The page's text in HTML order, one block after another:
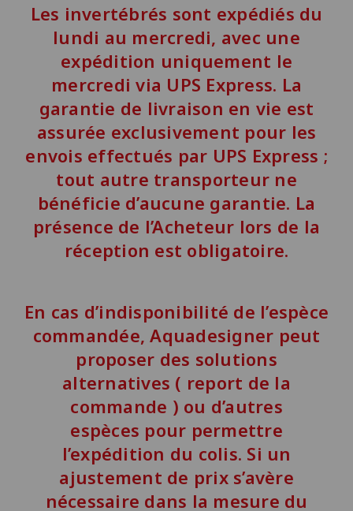
Les invertébrés sont expédiés du
lundi au mercredi, avec une
expédition uniquement le
mercredi via UPS Express. La
garantie de livraison en vie est
assurée exclusivement pour les
envois effectués par UPS Express ;
tout autre transporteur ne
bénéficie d’aucune garantie. La
présence de l’Acheteur lors de la
réception est obligatoire.
En cas d’indisponibilité de l’espèce
commandée, Aquadesigner peut
proposer des solutions
alternatives ( report de la
commande ) ou d’autres
espèces pour permettre
l’expédition du colis. Si un
ajustement de prix s’avère
nécessaire dans la mesure du